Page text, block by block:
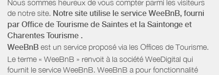
Nous sommes heureux de vous compter parmi les visiteurs
de notre site. Notre site utilise le service WeeBnB, fourni
par Office de Tourisme de Saintes et la Saintonge et
Charentes Tourisme .
WeeBnB est un service proposé via les Offices de Tourisme.
Le terme « WeeBnB » renvoit à la société WeeDigital qui
fournit le service WeeBnB. WeeBnB a pour fonctionnalité